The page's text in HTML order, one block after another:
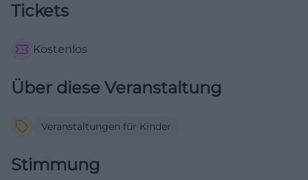
Tickets
Kostenlos
Über diese Veranstaltung
Veranstaltungen für Kinder
Stimmung